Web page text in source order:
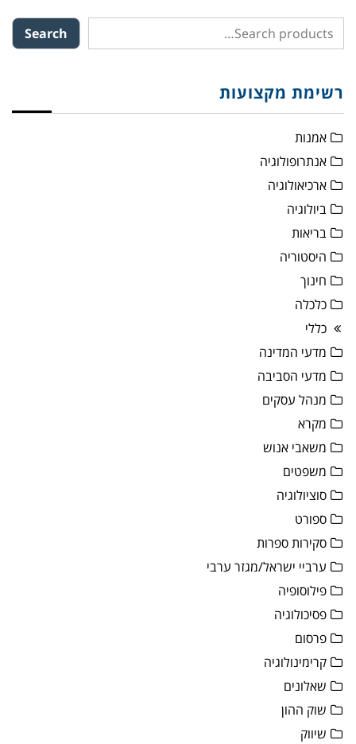
Search
רשימת מקצועות
אמנות
אנתרופולוגיה
ארכיאולוגיה
ביולוגיה
בריאות
היסטוריה
חינוך
כלכלה
כללי
מדעי המדינה
מדעי הסביבה
מנהל עסקים
מקרא
משאבי אנוש
משפטים
סוציולוגיה
ספורט
סקירות ספרות
ערביי ישראל/מגזר ערבי
פילוסופיה
פסיכולוגיה
פרסום
קרימינולוגיה
שאלונים
שוק ההון
שיווק